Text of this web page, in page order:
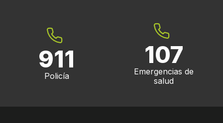
911
Policía
107
Emergencias de
salud